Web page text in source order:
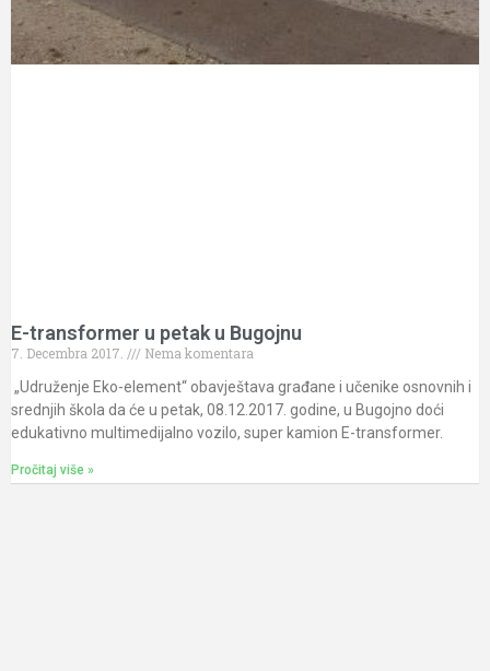
E-transformer u petak u Bugojnu
7. Decembra 2017.
Nema komentara
„Udruženje Eko-element“ obavještava građane i učenike osnovnih i
srednjih škola da će u petak, 08.12.2017. godine, u Bugojno doći
edukativno multimedijalno vozilo, super kamion E-transformer.
Pročitaj više »